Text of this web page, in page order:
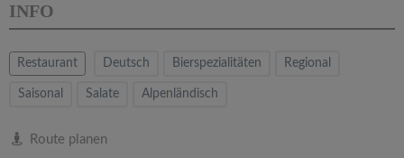
INFO
Restaurant Deutsch Bierspezialitäten Regional
Saisonal Salate Alpenländisch
Route planen
a
v